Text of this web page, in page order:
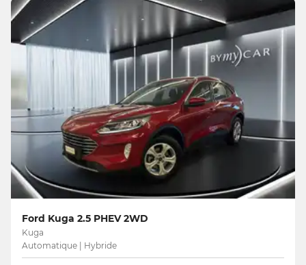
Ford Kuga 2.5 PHEV 2WD
Kuga
Automatique | Hybride